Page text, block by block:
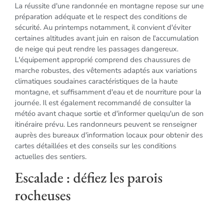
La réussite d'une randonnée en montagne repose sur une
préparation adéquate et le respect des conditions de
sécurité. Au printemps notamment, il convient d'éviter
certaines altitudes avant juin en raison de l'accumulation
de neige qui peut rendre les passages dangereux.
L'équipement approprié comprend des chaussures de
marche robustes, des vêtements adaptés aux variations
climatiques soudaines caractéristiques de la haute
montagne, et suffisamment d'eau et de nourriture pour la
journée. Il est également recommandé de consulter la
météo avant chaque sortie et d'informer quelqu'un de son
itinéraire prévu. Les randonneurs peuvent se renseigner
auprès des bureaux d'information locaux pour obtenir des
cartes détaillées et des conseils sur les conditions
actuelles des sentiers.
Escalade : défiez les parois
rocheuses